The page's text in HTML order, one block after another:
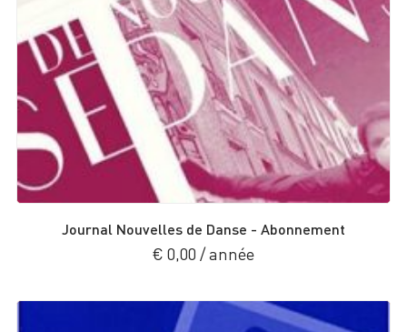
Journal Nouvelles de Danse - Abonnement
€ 0,00 / année